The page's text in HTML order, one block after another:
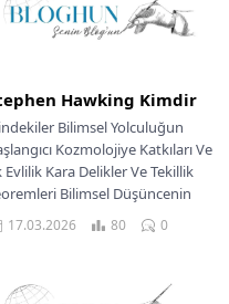
Hawking Kimdir
Bilimsel Yolculuğun
Kozmolojiye Katkıları Ve
Evlilik Kara Delikler Ve Tekillik
Bilimsel Düşüncenin
Hali Engellere Rağmen...
17.03.2026 80 0